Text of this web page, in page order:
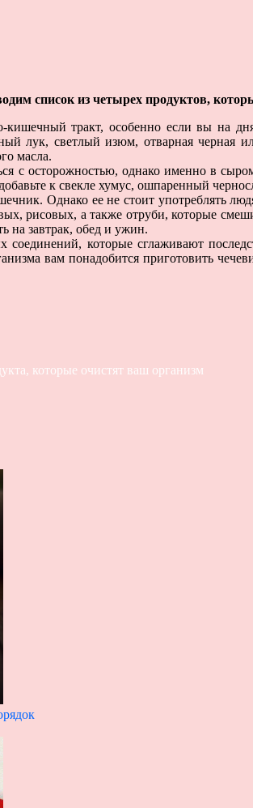
список из четырех продуктов,
кишечный тракт, особенно если вы на
лук, светлый изюм, отварная черная
масла.
с осторожностью, однако именно в
к свекле хумус, ошпаренный
Однако ее не стоит употреблять
рисовых, а также отруби, которые
на завтрак, обед и ужин.
соединений, которые сглаживают
вам понадобится приготовить
которые очистят ваш организм